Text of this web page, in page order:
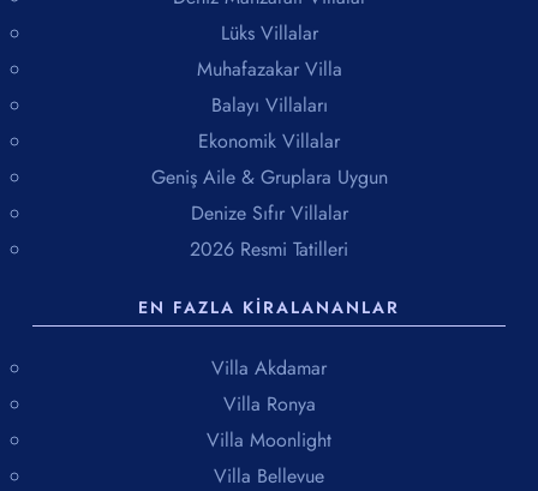
Lüks Villalar
Muhafazakar Villa
Balayı Villaları
Ekonomik Villalar
Geniş Aile & Gruplara Uygun
Denize Sıfır Villalar
2026 Resmi Tatilleri
EN FAZLA KIRALANANLAR
Villa Akdamar
Villa Ronya
Villa Moonlight
Villa Bellevue